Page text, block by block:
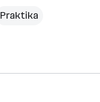
Praktika